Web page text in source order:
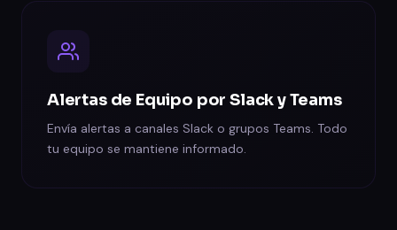
Alertas de Equipo por Slack y Teams
Envía alertas a canales Slack o grupos Teams. Todo
tu equipo se mantiene informado.